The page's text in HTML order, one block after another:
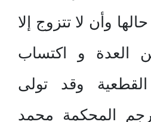
وأن لا تتزوج إلا
العدة و اكتساب
وقد تولى
المحكمة محمد